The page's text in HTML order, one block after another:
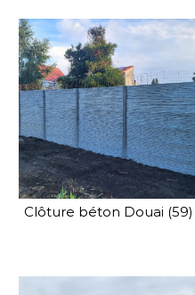
Clôture béton Douai (59)